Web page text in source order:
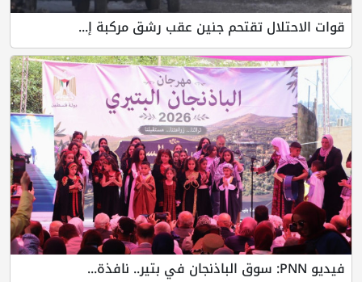
قوات الاحتلال تقتحم جنين عقب رشق مركبة إ...
فيديو PNN: سوق الباذنجان في بتير.. نافذة...